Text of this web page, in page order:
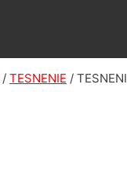
/ TESNENIE /